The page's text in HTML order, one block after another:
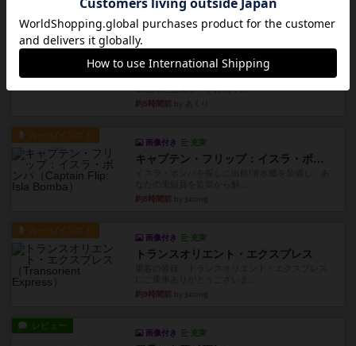
約5時間前by jurong
レビュー
画像付き 充実
フラットアイアン
1~2人に限定された、エンジンビルド系のシステ
ム選んだ企業ボードに街で...
約5時間前
ルール/インスト
画像付き 充実
キャプテン・フリップ：イスラ・ボンバ
約8時間前
ルール/インスト
画像付き 充実
トランスオリエント・エクスプレス
約9時間前
レビュー
画像付き 充実